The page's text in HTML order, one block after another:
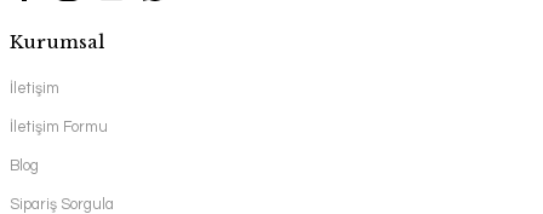
Kurumsal
İletişim
İletişim Formu
Blog
Sipariş Sorgula